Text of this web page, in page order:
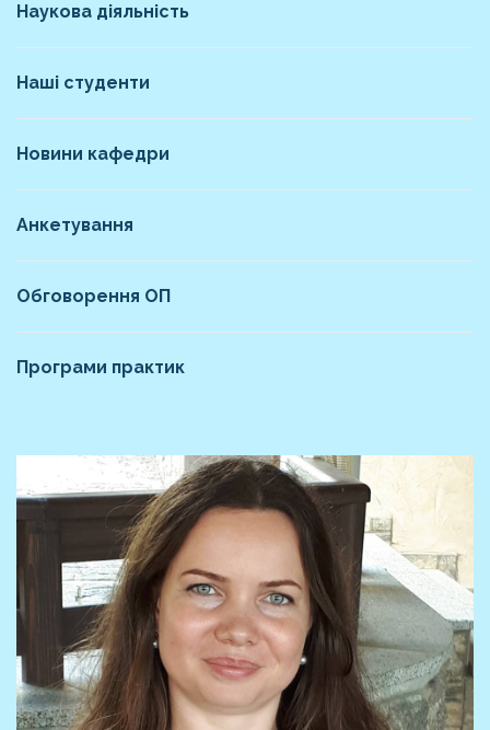
Наукова діяльність
Наші студенти
Новини кафедри
Анкетування
Обговорення ОП
Програми практик